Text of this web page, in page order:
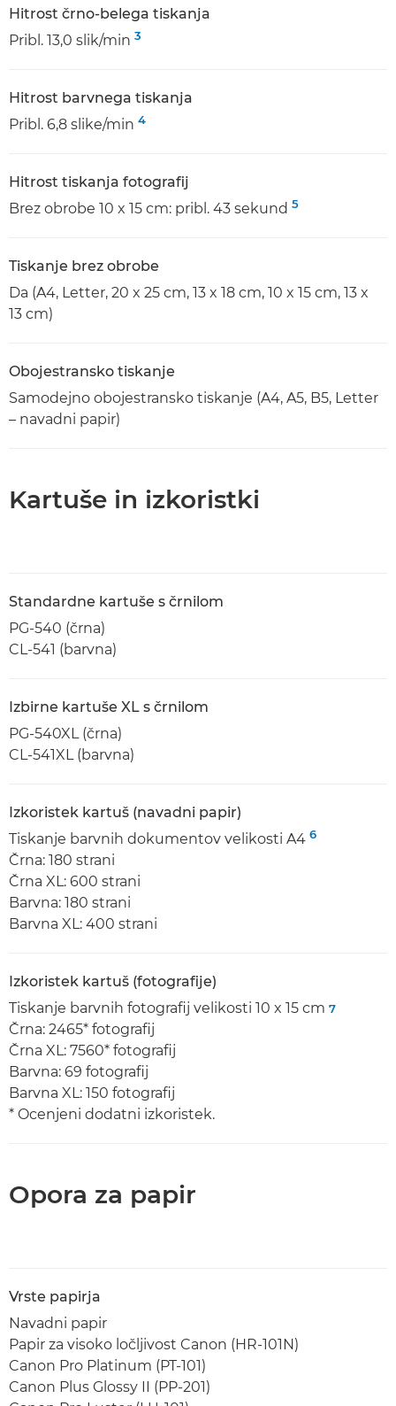
Hitrost črno-belega tiskanja
Pribl. 13,0 slik/min 3
Hitrost barvnega tiskanja
Pribl. 6,8 slike/min 4
Hitrost tiskanja fotografij
Brez obrobe 10 x 15 cm: pribl. 43 sekund 5
Tiskanje brez obrobe
Da (A4, Letter, 20 x 25 cm, 13 x 18 cm, 10 x 15 cm, 13 x
13 cm)
Obojestransko tiskanje
Samodejno obojestransko tiskanje (A4, A5, B5, Letter
– navadni papir)
Kartuše in izkoristki
Standardne kartuše s črnilom
PG-540 (črna)
CL-541 (barvna)
Izbirne kartuše XL s črnilom
PG-540XL (črna)
CL-541XL (barvna)
Izkoristek kartuš (navadni papir)
Tiskanje barvnih dokumentov velikosti A4 6
Črna: 180 strani
Črna XL: 600 strani
Barvna: 180 strani
Barvna XL: 400 strani
Izkoristek kartuš (fotografije)
Tiskanje barvnih fotografij velikosti 10 x 15 cm 7
Črna: 2465* fotografij
Črna XL: 7560* fotografij
Barvna: 69 fotografij
Barvna XL: 150 fotografij
* Ocenjeni dodatni izkoristek.
Opora za papir
Vrste papirja
Navadni papir
Papir za visoko ločljivost Canon (HR-101N)
Canon Pro Platinum (PT-101)
Canon Plus Glossy II (PP-201)